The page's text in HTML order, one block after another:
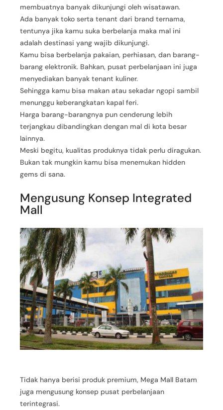
membuatnya banyak dikunjungi oleh wisatawan.
Ada banyak toko serta tenant dari brand ternama,
tentunya jika kamu suka berbelanja maka mal ini
adalah destinasi yang wajib dikunjungi.
Kamu bisa berbelanja pakaian, perhiasan, dan barang-
barang elektronik. Bahkan, pusat perbelanjaan ini juga
menyediakan banyak tenant kuliner.
Sehingga kamu bisa makan atau sekadar ngopi sambil
menunggu keberangkatan kapal feri.
Harga barang-barangnya pun cenderung lebih
terjangkau dibandingkan dengan mal di kota besar
lainnya.
Meski begitu, kualitas produknya tidak perlu diragukan.
Bukan tak mungkin kamu bisa menemukan hidden
gems di sana.
Mengusung Konsep Integrated
Mall
Tidak hanya berisi produk premium, Mega Mall Batam
juga mengusung konsep pusat perbelanjaan
terintegrasi.